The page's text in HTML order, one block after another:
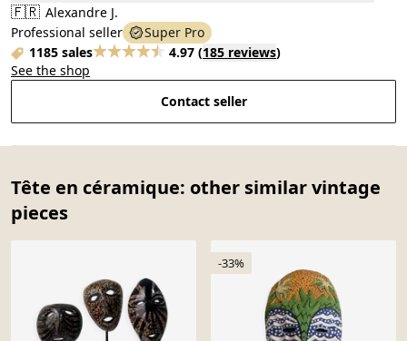
🇫🇷 Alexandre J.
Professional seller
Super Pro
1185 sales
4.97 (185 reviews)
See the shop
Contact seller
Tête en céramique: other similar vintage
pieces
-33%